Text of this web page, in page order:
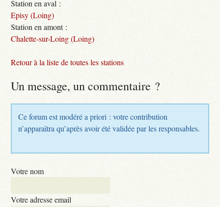
Station en aval :
Episy (Loing)
Station en amont :
Chalette-sur-Loing (Loing)
Retour à la liste de toutes les stations
Un message, un commentaire ?
Ce forum est modéré a priori : votre contribution
n’apparaîtra qu’après avoir été validée par les responsables.
Votre nom
Votre adresse email